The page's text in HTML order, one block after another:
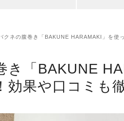
クネの腹巻き「BAKUNE HARAMAKI」を使
き「BAKUNE
効果や口コミも